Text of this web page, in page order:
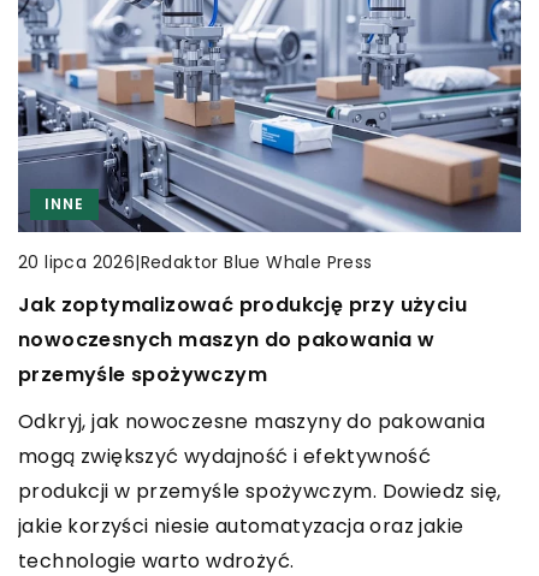
CZAS WOLNY WĘDKARSTWO
18 maja 2025 Redaktor Blue Whale Press
Magia poranka nad wodą: jak wędkarstwo
Odkryj, jak wędkarstwo nie tylko relaksuje, lecz
także staje się bramą do odkrywania nowych pasji.
Znajdź inspirację nad wodą i zanurz się w świat,
który łączy przyjemność z emocjami.
INNE
20 lipca 2026|Redaktor Blue Whale Press
Jak zoptymalizować produkcję przy użyciu
nowoczesnych maszyn do pakowania w
przemyśle spożywczym
Odkryj, jak nowoczesne maszyny do pakowania
mogą zwiększyć wydajność i efektywność
produkcji w przemyśle spożywczym. Dowiedz się,
jakie korzyści niesie automatyzacja oraz jakie
technologie warto wdrożyć.
INNE
2 sierpnia 2023 Redaktor Blue Whale Press
Poradnik dla bliskich: Jak wspierać osoby
odżywiania i stresem
Odkryj jak skutecznie wspierać bliskich
borykających się z psychozą, zaburzeniami
odżywiania oraz stresem. Przydatne porady,